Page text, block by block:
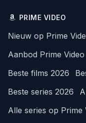
PRIME VIDEO
Nieuw op Prime
Aanbod Prime Video
Beste films 2026
Beste series 2026
Alle series op Prime